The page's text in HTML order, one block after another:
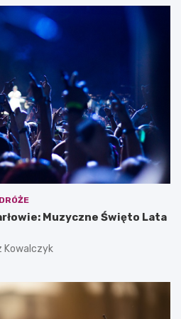
Muzyczne Święto Lata
Kowalczyk